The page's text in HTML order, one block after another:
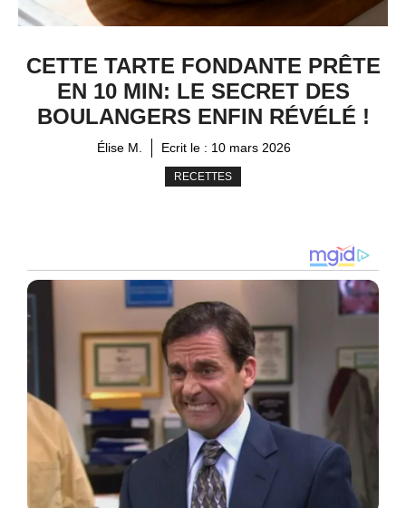
CETTE TARTE FONDANTE PRÊTE
EN 10 MIN: LE SECRET DES
BOULANGERS ENFIN RÉVÉLÉ !
Élise M. Ecrit le : 10 mars 2026
RECETTES